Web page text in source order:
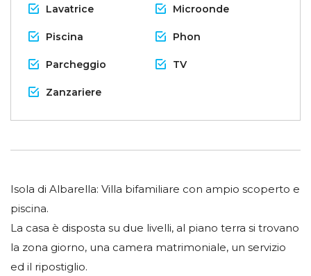
Lavatrice Microonde
Piscina Phon
Parcheggio TV
Zanzariere
Isola di Albarella: Villa bifamiliare con ampio scoperto e
piscina.
La casa è disposta su due livelli, al piano terra si trovano
la zona giorno, una camera matrimoniale, un servizio
ed il ripostiglio.